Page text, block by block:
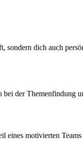
dich auch
der
motivierten